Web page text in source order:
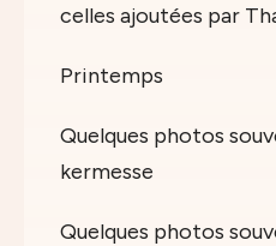
celles ajoutées par
Printemps
Quelques photos
kermesse
Quelques photos